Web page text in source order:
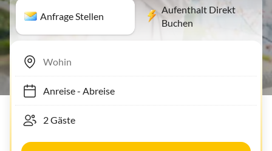
Anfrage Stellen
Aufenthalt Direkt
Buchen
Anreise- Abreise